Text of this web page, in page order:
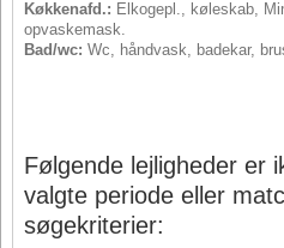
Køkkenafd.: Elkogepl., køleskab,
opvaskemask.
Bad/wc: Wc, håndvask, badekar,
Følgende lejligheder er
valgte periode eller
søgekriterier: